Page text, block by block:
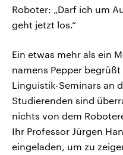
Roboter: „Darf ich um
geht jetzt los.“
Ein etwas mehr als ein
namens Pepper
Linguistik-Seminars an
Studierenden sind
nichts von dem
Ihr Professor Jürgen
eingeladen, um zu